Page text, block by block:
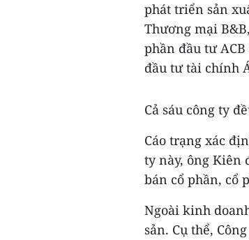
phát triển sản
Thương mại
phần đầu tư
đầu tư tài chính
Cả sáu công ty
Cáo trạng xác
ty này, ông Kiên
bán cổ phần, cổ
Ngoài kinh
sản. Cụ thể,